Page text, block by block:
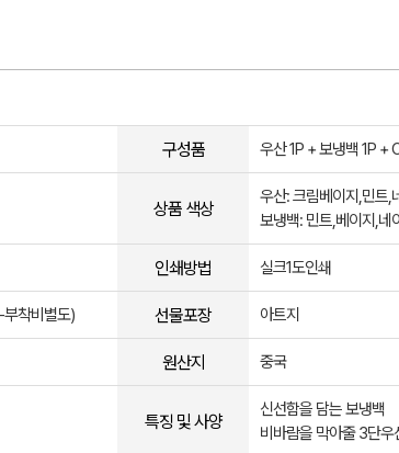
구성품 우산 1P + 보냉백 1P +
상품 색상
우산: 크림베이지,민트,
보냉백: 민트,베이지,네
인쇄방법 실크1도인쇄
착비별도) 선물포장 아트지
원산지 중국
특징 및 사양
신선함을 담는 보냉백
비바람을 막아줄 3단우